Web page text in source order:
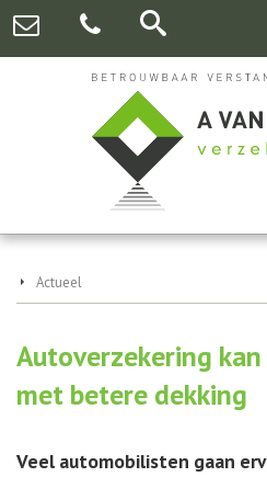
Actueel
Autoverzekering
met betere dekking
Veel automobilisten gaan